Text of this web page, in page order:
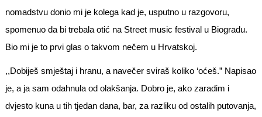
nomadstvu donio mi je kolega kad je, usputno u razgovoru,
spomenuo da bi trebala otić na Street music festival u Biogradu.
Bio mi je to prvi glas o takvom nečem u Hrvatskoj.
,,Dobiješ smještaj i hranu, a navečer sviraš koliko ‘oćeš.” Napisao
je, a ja sam odahnula od olakšanja. Dobro je, ako zaradim i
dvjesto kuna u tih tjedan dana, bar, za razliku od ostalih putovanja,